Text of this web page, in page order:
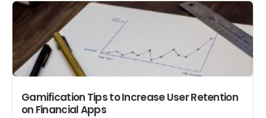
Gamification Tips to Increase User Retention
on Financial Apps